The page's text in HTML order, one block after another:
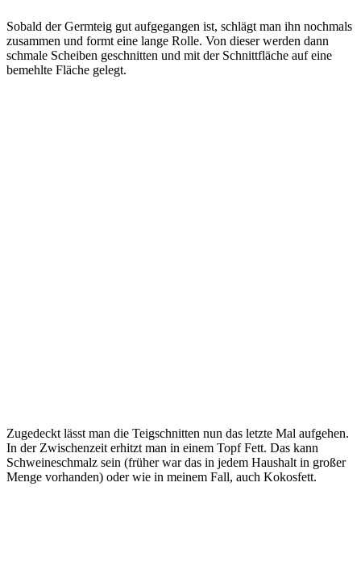
Sobald der Germteig gut aufgegangen ist, schlägt man ihn nochmals
zusammen und formt eine lange Rolle. Von dieser werden dann
schmale Scheiben geschnitten und mit der Schnittfläche auf eine
bemehlte Fläche gelegt.
Zugedeckt lässt man die Teigschnitten nun das letzte Mal aufgehen.
In der Zwischenzeit erhitzt man in einem Topf Fett. Das kann
Schweineschmalz sein (früher war das in jedem Haushalt in großer
Menge vorhanden) oder wie in meinem Fall, auch Kokosfett.